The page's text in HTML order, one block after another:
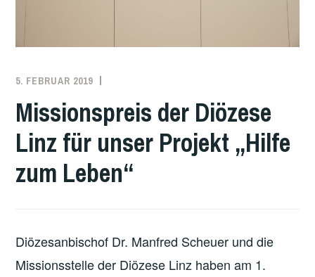
5. FEBRUAR 2019
Missionspreis der Diözese
Linz für unser Projekt „Hilfe
zum Leben“
Diözesanbischof Dr. Manfred Scheuer und die
Missionsstelle der Diözese Linz haben am 1.